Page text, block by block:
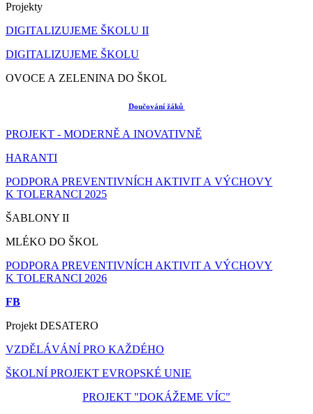
Projekty
DIGITALIZUJEME ŠKOLU II
DIGITALIZUJEME ŠKOLU
OVOCE A ZELENINA DO ŠKOL
Doučování žáků
PROJEKT - MODERNĚ A INOVATIVNĚ
HARANTI
PODPORA PREVENTIVNÍCH AKTIVIT A VÝCHOVY
K TOLERANCI 2025
ŠABLONY II
MLÉKO DO ŠKOL
PODPORA PREVENTIVNÍCH AKTIVIT A VÝCHOVY
K TOLERANCI 2026
FB
Projekt DESATERO
VZDĚLÁVÁNÍ PRO KAŽDÉHO
ŠKOLNÍ PROJEKT EVROPSKÉ UNIE
PROJEKT "DOKÁŽEME VÍC"